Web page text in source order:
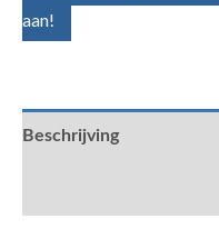
aan!
Beschrijving